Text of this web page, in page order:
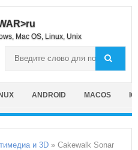
Mac OS, Linux, Unix
ANDROID MACOS
и 3D » Cakewalk Sonar